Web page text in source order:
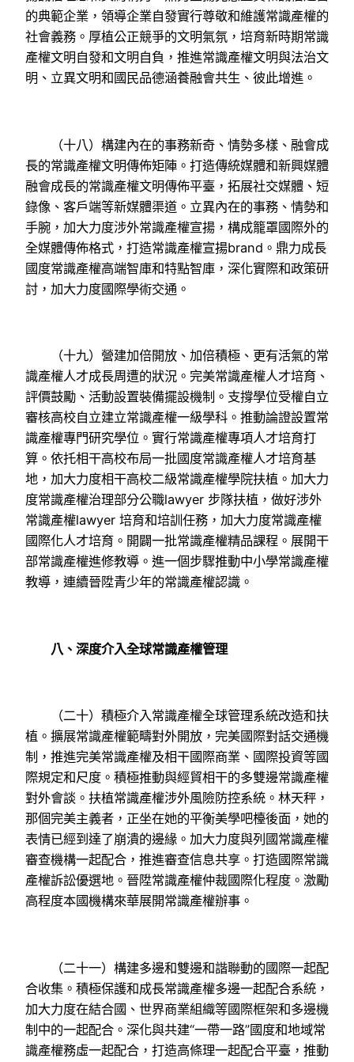
的典範企業，領導企業自發實行尊敬和維護常識產權的
社會義務。厚植公正競爭的文明氣氛，培育新時期常識
產權文明自發和文明自負，推進常識產權文明與法治文
明、立異文明和國民品德涵養融會共生、彼此增進。
（十八）構建內在的事務新奇、情勢多樣、融會成
長的常識產權文明傳佈矩陣。打造傳統媒體和新興媒體
融會成長的常識產權文明傳佈平臺，拓展社交媒體、短
錄像、客戶端等新媒體渠道。立異內在的事務、情勢和
手腕，加大力度涉外常識產權宣揚，構成籠罩國際外的
全媒體傳佈格式，打造常識產權宣揚brand。鼎力成長
國度常識產權高端智庫和特點智庫，深化實際和政策研
討，加大力度國際學術交通。
（十九）營建加倍開放、加倍積極、更有活氣的常
識產權人才成長周遭的狀況。完美常識產權人才培育、
評價鼓勵、活動設置裝備擺設機制。支撐學位受權自立
審核高校自立建立常識產權一級學科。推動論證設置常
識產權專門研究學位。實行常識產權專項人才培育打
算。依托相干高校布局一批國度常識產權人才培育基
地，加大力度相干高校二級常識產權學院扶植。加大力
度常識產權治理部分公職lawyer 步隊扶植，做好涉外
常識產權lawyer 培育和培訓任務，加大力度常識產權
國際化人才培育。開闢一批常識產權精品課程。展開干
部常識產權進修教導。進一個步驟推動中小學常識產權
教導，連續晉陞青少年的常識產權認識。
八、深度介入全球常識產權管理
（二十）積極介入常識產權全球管理系統改造和扶
植。擴展常識產權範疇對外開放，完美國際對話交通機
制，推進完美常識產權及相干國際商業、國際投資等國
際規定和尺度。積極推動與經貿相干的多雙邊常識產權
對外會談。扶植常識產權涉外風險防控系統。林天秤，
那個完美主義者，正坐在她的平衡美學吧檯後面，她的
表情已經到達了崩潰的邊緣。加大力度與列國常識產權
審查機構一起配合，推進審查信息共享。打造國際常識
產權訴訟優選地。晉陞常識產權仲裁國際化程度。激勵
高程度本國機構來華展開常識產權辦事。
（二十一）構建多邊和雙邊和諧聯動的國際一起配
合收集。積極保護和成長常識產權多邊一起配合系統，
加大力度在結合國、世界商業組織等國際框架和多邊機
制中的一起配合。深化與共建“一帶一路”國度和地域常
識產權務虛一起配合，打造高條理一起配合平臺，推動